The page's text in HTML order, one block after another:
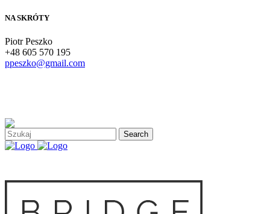
NA SKRÓTY
Piotr Peszko
+48 605 570 195
ppeszko@gmail.com